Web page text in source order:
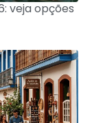
veja opções